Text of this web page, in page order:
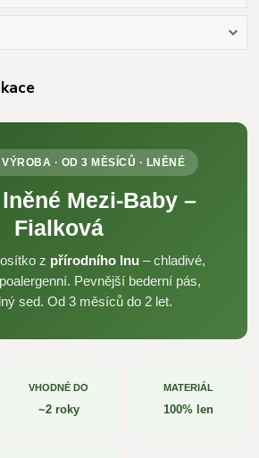
· OD 3 MĚSÍCŮ · LNĚNÉ
Mezi-Baby –
Fialková
z přírodního lnu – chladivé,
Pevnější bederní pás,
sed. Od 3 měsíců do 2 let.
VHODNÉ DO
~2 roky
MATERIÁL
100% len